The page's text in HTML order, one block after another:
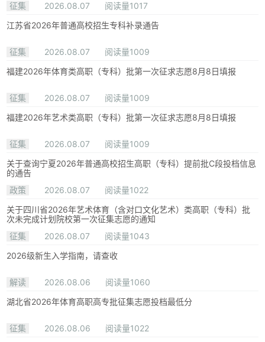
征集
2026.08.07
阅读量1017
江苏省2026年普通高校招生专科补录通告
征集 2026.08.07
阅读量1009
福建2026年体育类高职（专科）批第一次征求志愿8月8日填报
征集 2026.08.07
阅读量1009
福建2026年艺术类高职（专科）批第一次征求志愿8月8日填报
征集 2026.08.07
阅读量1009
关于查询宁夏2026年普通高校招生高职（专科）提前批C段投档信息
的通告
政策
2026.08.07
阅读量1022
关于四川省2026年艺术体育（含对口文化艺术）类高职（专科）批
次未完成计划院校第一次征集志愿的通知
征集
2026.08.07
阅读量1043
2026级新生入学指南，请查收
解读 2026.08.06
阅读量1060
湖北省2026年体育高职高专批征集志愿投档最低分
征集 2026.08.06
阅读量1022